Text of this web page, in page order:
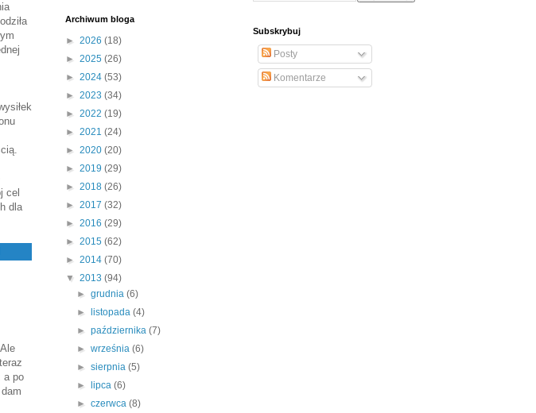
cel
dla
a po
Archiwum bloga
► 2026 (18)
► 2025 (26)
► 2024 (53)
► 2023 (34)
► 2022 (19)
► 2021 (24)
► 2020 (20)
► 2019 (29)
► 2018 (26)
► 2017 (32)
► 2016 (29)
► 2015 (62)
► 2014 (70)
▼ 2013 (94)
►grudnia(6)
►
listopada(4)
►października(7)
►września(6)
►sierpnia(5)
►
lipca(6)
►czerwca(8)
Subskrybuj
Posty
Komentarze